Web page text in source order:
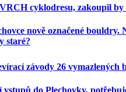
cyklodresu, zakoupil by
nově označené bouldry.
staré?
závody 26 vymazlených
do Plechovky,